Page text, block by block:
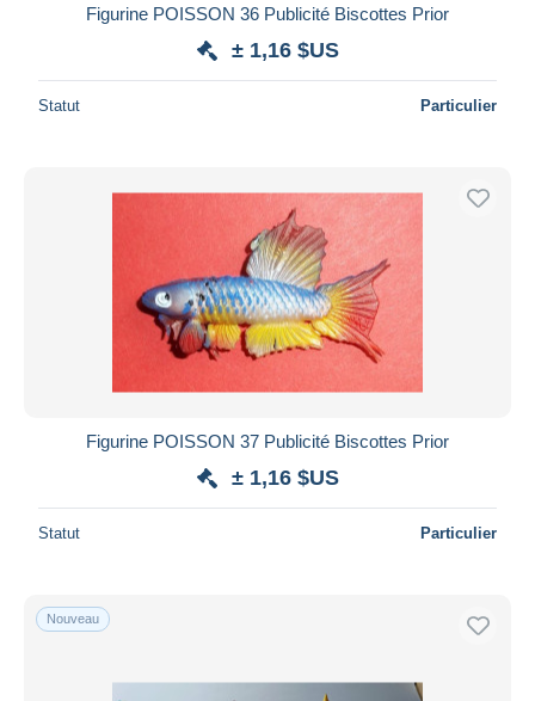
Figurine POISSON 36 Publicité Biscottes Prior
± 1,16 $US
Statut Particulier
Figurine POISSON 37 Publicité Biscottes Prior
± 1,16 $US
Statut Particulier
Nouveau